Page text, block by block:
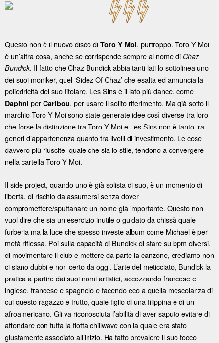
Questo non è il nuovo disco di Toro Y Moi, purtroppo. Toro Y Moi
è un’altra cosa, anche se corrisponde sempre al nome di Chaz
Bundick. Il fatto che Chaz Bundick abbia tanti lati lo sottolinea uno
dei suoi moniker, quel ‘Sidez Of Chaz’ che esalta ed annuncia la
poliedricità del suo titolare. Les Sins è il lato più dance, come
Daphni per Caribou, per usare il solito riferimento. Ma già sotto il
marchio Toro Y Moi sono state generate idee così diverse tra loro
che forse la distinzione tra Toro Y Moi e Les Sins non è tanto tra
generi d’appartenenza quanto tra livelli di investimento. Le cose
davvero più riuscite, quale che sia lo stile, tendono a convergere
nella cartella Toro Y Moi.
Il side project, quando uno è già solista di suo, è un momento di
libertà, di rischio da assumersi senza dover
compromettere/sputtanare un nome già importante. Questo non
vuol dire che sia un esercizio inutile o guidato da chissà quale
furberia ma la luce che spesso investe album come Michael è per
metà riflessa. Poi sulla capacità di Bundick di stare su bpm diversi,
di movimentare il club e mettere da parte la canzone, crediamo non
ci siano dubbi e non certo da oggi. L’arte del meticciato, Bundick la
pratica a partire dai suoi nomi artistici, accozzando francese e
inglese, francese e spagnolo e facendo eco a quella mescolanza di
cui questo ragazzo è frutto, quale figlio di una filippina e di un
afroamericano. Gli va riconosciuta l’abilità di aver saputo evitare di
affondare con tutta la flotta chillwave con la quale era stato
giustamente associato all’inizio. Ha fatto prevalere il suo tocco